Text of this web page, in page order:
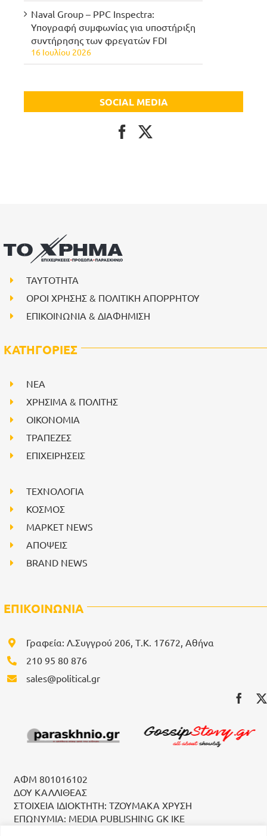
Naval Group – PPC Inspectra:
Υπογραφή συμφωνίας για υποστήριξη
συντήρησης των φρεγατών FDI
16 Ιουλίου 2026
SOCIAL MEDIA
ΤΑΥΤΟΤΗΤΑ
ΟΡΟΙ ΧΡΗΣΗΣ & ΠΟΛΙΤΙΚΗ ΑΠΟΡΡΗΤΟΥ
ΕΠΙΚΟΙΝΩΝΙΑ & ΔΙΑΦΗΜΙΣΗ
ΚΑΤΗΓΟΡΙΕΣ
NEA
ΧΡΗΣΙΜΑ & ΠΟΛΙΤΗΣ
ΟΙΚΟΝΟΜΙΑ
ΤΡΑΠΕΖΕΣ
ΕΠΙΧΕΙΡΗΣΕΙΣ
ΤΕΧΝΟΛΟΓΙΑ
ΚΟΣΜΟΣ
ΜΑΡΚΕΤ NEWS
ΑΠΟΨΕΙΣ
BRAND NEWS
ΕΠΙΚΟΙΝΩΝΙΑ
Γραφεία: Λ.Συγγρού 206, Τ.Κ. 17672, Αθήνα
210 95 80 876
sales@political.gr
ΑΦΜ 801016102
ΔΟΥ ΚΑΛΛΙΘΕΑΣ
ΣΤΟΙΧΕΙΑ ΙΔΙΟΚΤΗΤΗ: ΤΖΟΥΜΑΚΑ ΧΡΥΣΗ
ΕΠΩΝΥΜΙΑ: MEDIA PUBLISHING GK IKE